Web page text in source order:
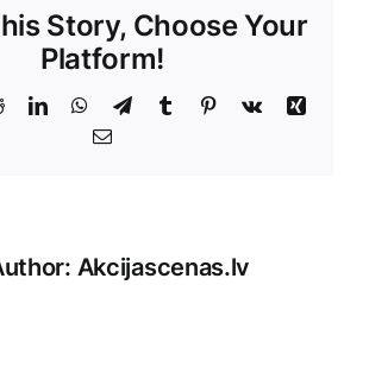
Story, Choose Your
Platform!
RedditLinkedInWhatsApp
TelegramTumblr Pinterest
Vk
Xing
E-
Akcijascenas.lv